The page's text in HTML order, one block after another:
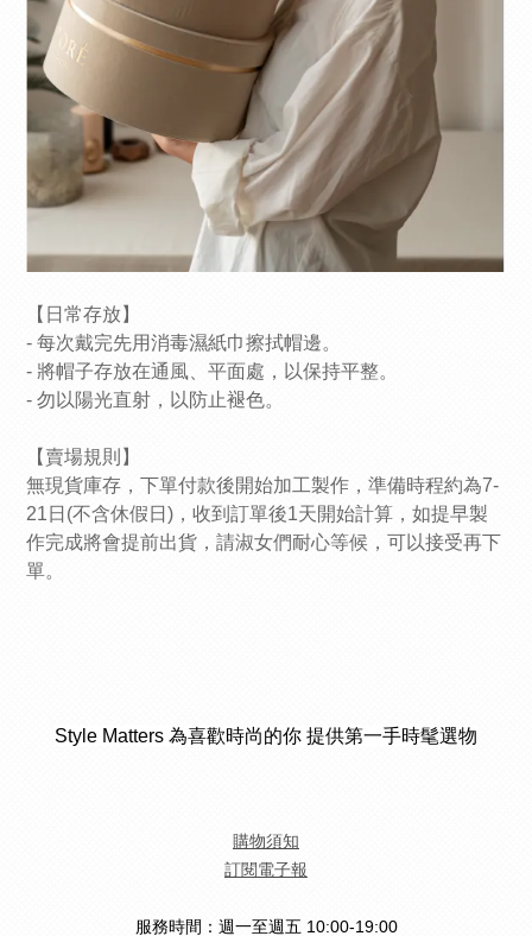
【日常存放】
- 每次戴完先用消毒濕紙巾擦拭帽邊。
- 將帽子存放在通風、平面處，以保持平整。
- 勿以陽光直射，以防止褪色。
【賣場規則】
無現貨庫存，下單付款後開始加工製作，準備時程約為7-
21日(不含休假日)，收到訂單後1天開始計算，如提早製
作完成將會提前出貨，請淑女們耐心等候，可以接受再下
單。
Style Matters 為喜歡時尚的你 提供第一手時髦選物
購物須知
訂閱電子報
服務時間：週一至週五 10:00-19:00